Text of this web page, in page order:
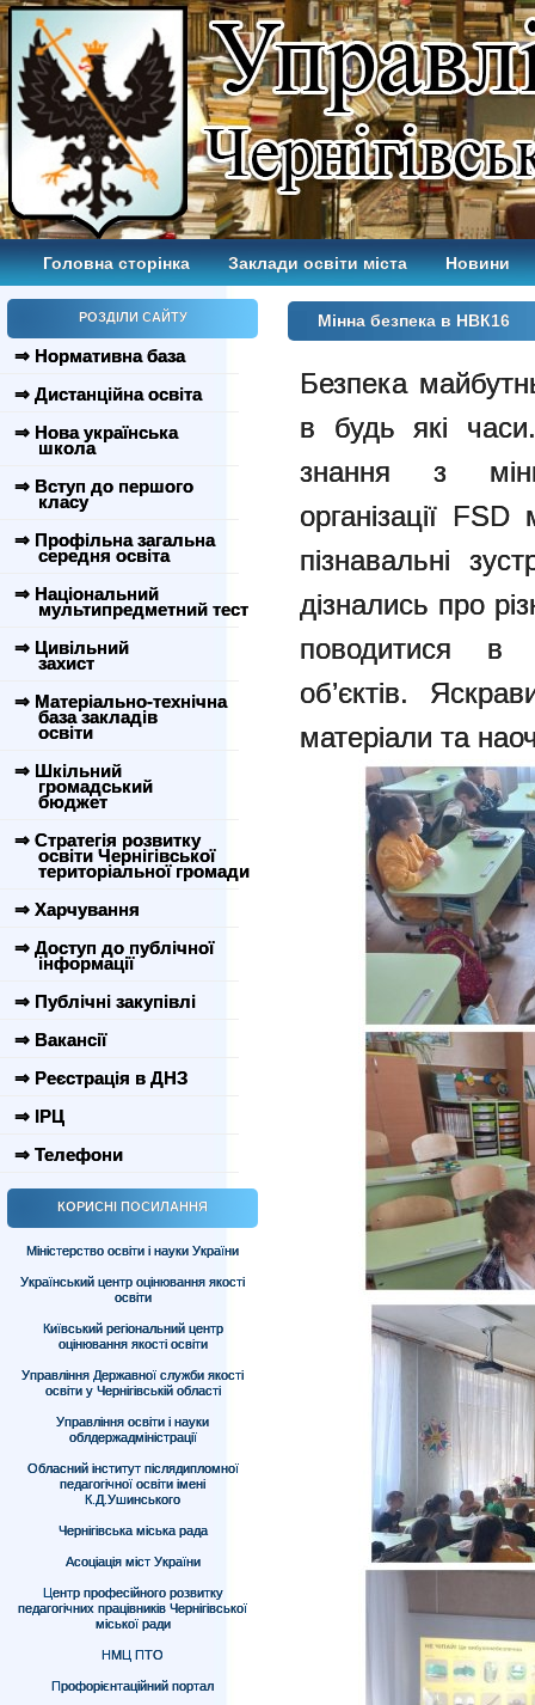
Головна сторінка Заклади освіти міста Новини
РОЗДІЛИ САЙТУ
⇒ Нормативна база
⇒ Дистанційна освіта
⇒ Нова українська
школа
⇒ Вступ до першого
класу
⇒ Профільна загальна
середня освіта
⇒ Національний
мультипредметний тест
⇒ Цивільний
захист
⇒ Матеріально-технічна
база закладів
освіти
⇒ Шкільний
громадський
бюджет
⇒ Стратегія розвитку
освіти Чернігівської
територіальної громади
⇒ Харчування
⇒ Доступ до публічної
інформації
⇒ Публічні закупівлі
⇒ Вакансії
⇒ Реєстрація в ДНЗ
⇒ ІРЦ
⇒ Телефони
КОРИСНІ ПОСИЛАННЯ
Міністерство освіти і науки України
Український центр оцінювання якості
освіти
Київський регіональний центр
оцінювання якості освіти
Управління Державної служби якості
освіти у Чернігівській області
Управління освіти і науки
облдержадміністрації
Обласний інститут післядипломної
педагогічної освіти імені
К.Д.Ушинського
Чернігівська міська рада
Асоціація міст України
Центр професійного розвитку
педагогічних працівників Чернігівської
міської ради
НМЦ ПТО
Профорієнтаційний портал
Мінна безпека в НВК16
Безпека
в будь які
знання з
організації
пізнавальні
дізнались про
поводитися в
об’єктів.
матеріали та